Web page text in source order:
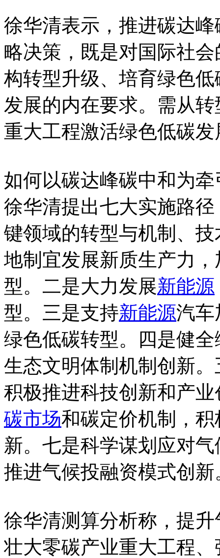
徐华清表示，推进碳达
略决策，既是对国际社
构转型升级、培育绿色
发展的内在要求。需从
重大工程激活绿色低碳
如何以碳达峰碳中和为
徐华清提出七大实施路
键领域的转型与机制、
地制宜发展新质生产力
型。二是大力发展新能源
型。三是支持新能源汽车
绿色低碳转型。四是健
生态文明体制机制创新
积极推进科技创新和产
碳市场和碳定价机制，积
新。七是科学谋划应对
推进气候投融资模式创新
徐华清测算分析称，提
壮大零碳产业重大工程